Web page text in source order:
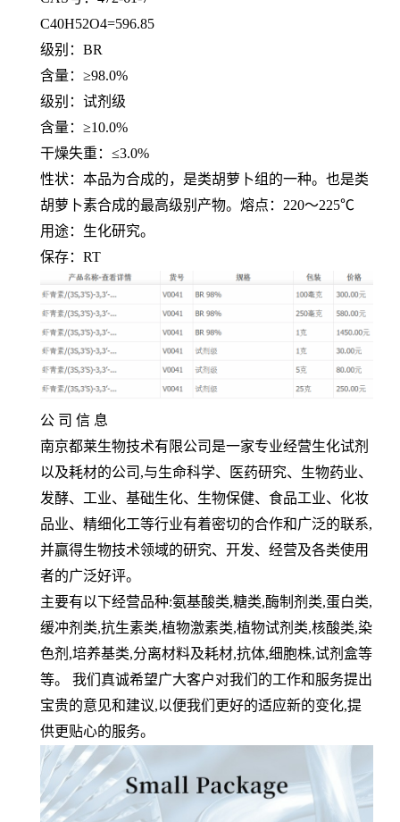
C40H52O4=596.85
级别： BR
含量：≥98.0%
级别：试剂级
含量：≥10.0%
干燥失重：≤3.0%
性状：本品为合成的，是类胡萝卜组的一种。也是类
胡萝卜素合成的最高级别产物。熔点： 220～225℃
用途：生化研究。
保存： RT
公 司 信 息
南京都莱生物技术有限公司是一家专业经营生化试剂
以及耗材的公司 ,与生命科学、医药研究、生物药业、
发酵、工业、基础生化、生物保健、食品工业、化妆
品业、精细化工等行业有着密切的合作和广泛的联系,
并赢得生物技术领域的研究、开发、经营及各类使用
者的广泛好评。
主要有以下经营品种:氨基酸类,糖类,酶制剂类,蛋白类,
缓冲剂类,抗生素类,植物激素类,植物试剂类,核酸类,染
色剂 ,培养基类,分离材料及耗材,抗体,细胞株,试剂盒等
等。 我们真诚希望广大客户对我们的工作和服务提出
宝贵的意见和建议,以便我们更好的适应新的变化,提
供更贴心的服务。